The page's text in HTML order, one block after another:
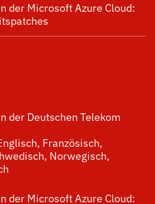
der Microsoft Azure Cloud:
der Deutschen Telekom
Französisch,
Norwegisch,
der Microsoft Azure Cloud: